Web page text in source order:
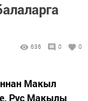
636 0 0
Макыл
Рус Макылы